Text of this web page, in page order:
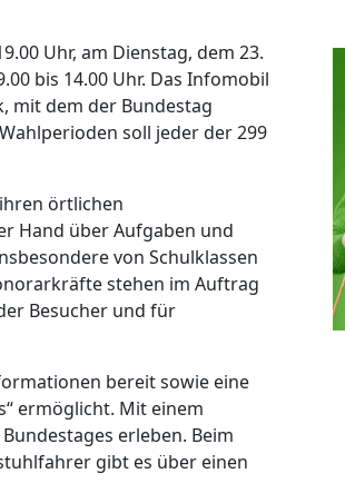
Uhr, am Dienstag, dem 23.
bis 14.00 Uhr. Das Infomobil
mit dem der Bundestag
soll jeder der 299
örtlichen
Hand über Aufgaben und
von Schulklassen
stehen im Auftrag
Besucher und für
bereit sowie eine
ermöglicht. Mit einem
erleben. Beim
gibt es über einen